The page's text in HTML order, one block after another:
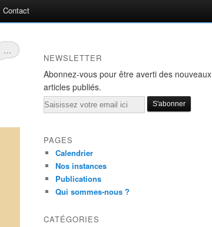
Contact
…
NEWSLETTER
Abonnez-vous pour être averti des nouveaux
articles publiés.
Email
PAGES
Calendrier
Nos instances
Publications
Qui sommes-nous ?
CATÉGORIES